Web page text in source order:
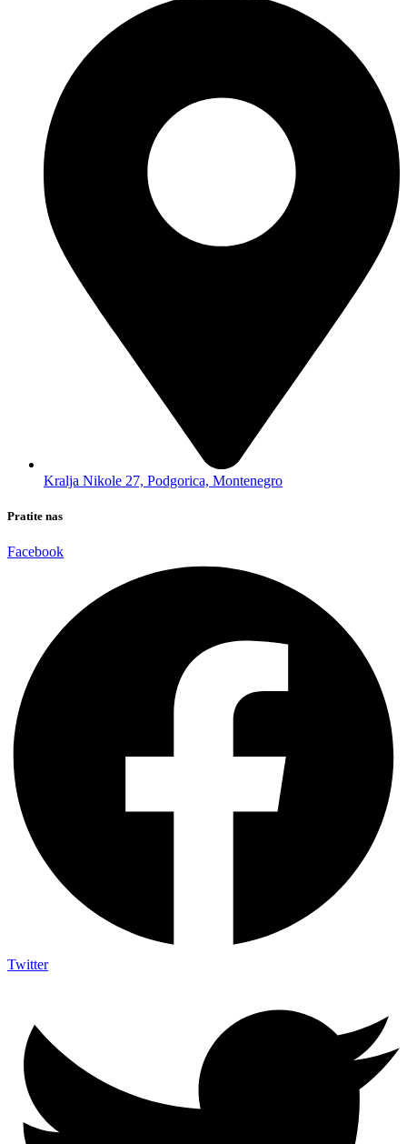
Kralja Nikole 27, Podgorica, Montenegro
Pratite nas
Facebook
Twitter